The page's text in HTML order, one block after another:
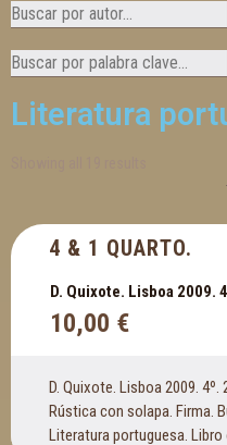
Literatura
4 & 1 QUARTO.
D. Quixote. Lisboa 2009.
10,00 €
D. Quixote. Lisboa 2009. 4º.
Rústica con solapa. Firma.
Literatura portuguesa. Libro